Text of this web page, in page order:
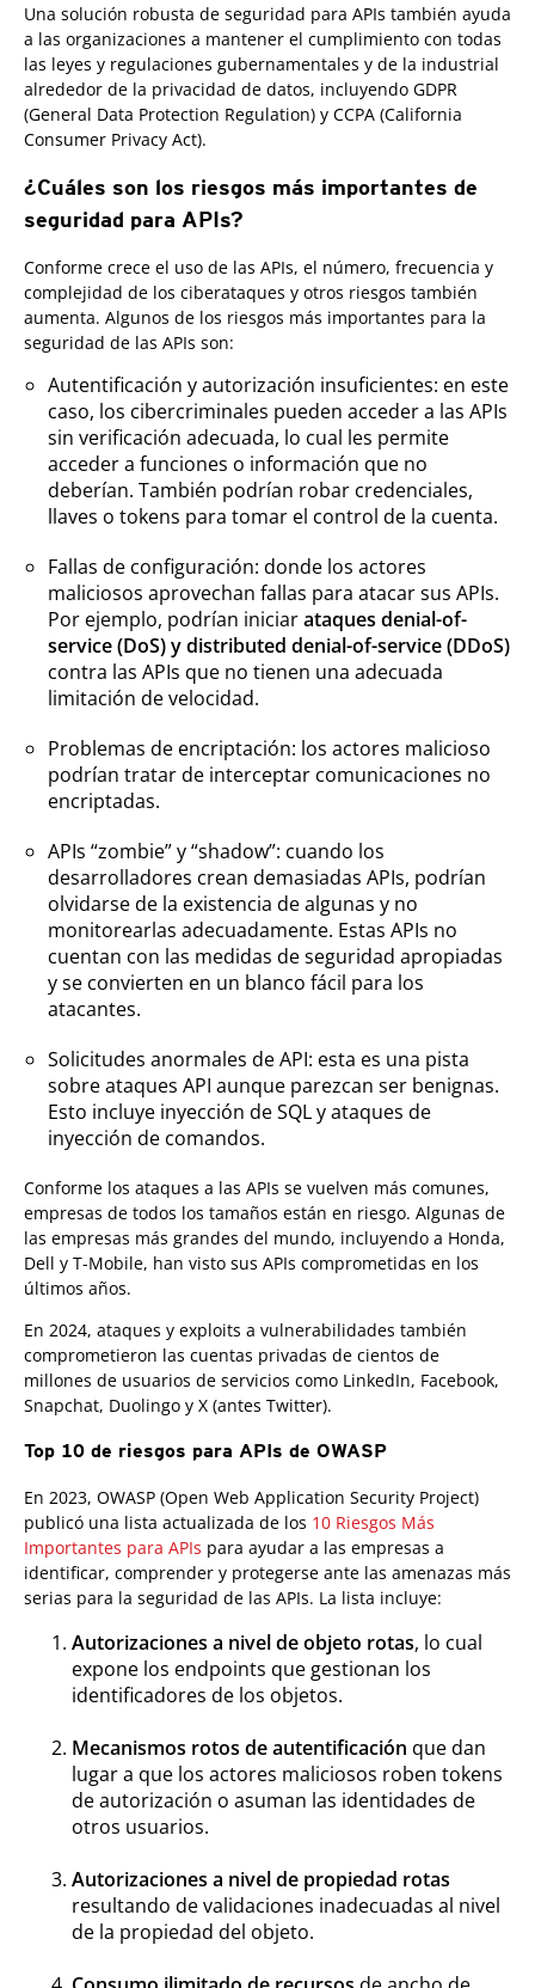
Una solución robusta de seguridad para APIs también ayuda
a las organizaciones a mantener el cumplimiento con todas
las leyes y regulaciones gubernamentales y de la industrial
alrededor de la privacidad de datos, incluyendo GDPR
(General Data Protection Regulation) y CCPA (California
Consumer Privacy Act).
¿Cuáles son los riesgos más importantes de
seguridad para APIs?
Conforme crece el uso de las APIs, el número, frecuencia y
complejidad de los ciberataques y otros riesgos también
aumenta. Algunos de los riesgos más importantes para la
seguridad de las APIs son:
Autentificación y autorización insuficientes: en este
caso, los cibercriminales pueden acceder a las APIs
sin verificación adecuada, lo cual les permite
acceder a funciones o información que no
deberían. También podrían robar credenciales,
llaves o tokens para tomar el control de la cuenta.
Fallas de configuración: donde los actores
maliciosos aprovechan fallas para atacar sus APIs.
Por ejemplo, podrían iniciarataques denial-of-
service (DoS) y distributed denial-of-service (DDoS)
contra las APIs que no tienen una adecuada
limitación de velocidad.
Problemas de encriptación: los actores malicioso
podrían tratar de interceptar comunicaciones no
encriptadas.
APIs “zombie” y “shadow”: cuando los
desarrolladores crean demasiadas APIs, podrían
olvidarse de la existencia de algunas y no
monitorearlas adecuadamente. Estas APIs no
cuentan con las medidas de seguridad apropiadas
y se convierten en un blanco fácil para los
atacantes.
Solicitudes anormales de API: esta es una pista
sobre ataques API aunque parezcan ser benignas.
Esto incluye inyección de SQL y ataques de
inyección de comandos.
Conforme los ataques a las APIs se vuelven más comunes,
empresas de todos los tamaños están en riesgo. Algunas de
las empresas más grandes del mundo, incluyendo a Honda,
Dell y T-Mobile, han visto sus APIs comprometidas en los
últimos años.
En 2024, ataques y exploits a vulnerabilidades también
comprometieron las cuentas privadas de cientos de
millones de usuarios de servicios como LinkedIn, Facebook,
Snapchat, Duolingo y X (antes Twitter).
Top 10 de riesgos para APIs de OWASP
En 2023, OWASP (Open Web Application Security Project)
publicó una lista actualizada de los 10 Riesgos Más
Importantes para APIs para ayudar a las empresas a
identificar, comprender y protegerse ante las amenazas más
serias para la seguridad de las APIs. La lista incluye:
Autorizaciones a nivel de objeto rotas, lo cual
expone los endpoints que gestionan los
identificadores de los objetos.
Mecanismos rotos de autentificación que dan
lugar a que los actores maliciosos roben tokens
de autorización o asuman las identidades de
otros usuarios.
Autorizaciones a nivel de propiedad rotas
resultando de validaciones inadecuadas al nivel
de la propiedad del objeto.